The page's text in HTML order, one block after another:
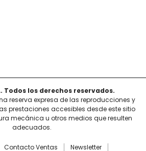
Todos los derechos reservados.
reserva expresa de las reproducciones y
prestaciones accesibles desde este sitio
mecánica u otros medios que resulten
adecuados.
Contacto Ventas Newsletter